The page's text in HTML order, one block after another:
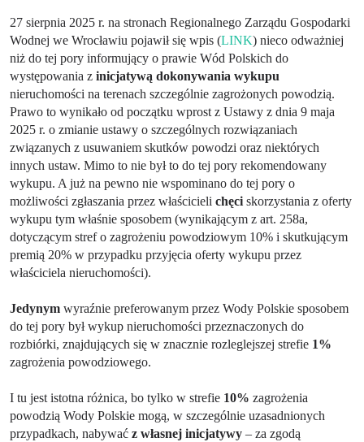
27 sierpnia 2025 r. na stronach Regionalnego Zarządu Gospodarki
Wodnej we Wrocławiu pojawił się wpis (LINK) nieco odważniej
niż do tej pory informujący o prawie Wód Polskich do
występowania z inicjatywą dokonywania wykupu
nieruchomości na terenach szczególnie zagrożonych powodzią.
Prawo to wynikało od początku wprost z Ustawy z dnia 9 maja
2025 r. o zmianie ustawy o szczególnych rozwiązaniach
związanych z usuwaniem skutków powodzi oraz niektórych
innych ustaw. Mimo to nie był to do tej pory rekomendowany
wykupu. A już na pewno nie wspominano do tej pory o
możliwości zgłaszania przez właścicieli chęci skorzystania z oferty
wykupu tym właśnie sposobem (wynikającym z art. 258a,
dotyczącym stref o zagrożeniu powodziowym 10% i skutkującym
premią 20% w przypadku przyjęcia oferty wykupu przez
właściciela nieruchomości).
Jedynym wyraźnie preferowanym przez Wody Polskie sposobem
do tej pory był wykup nieruchomości przeznaczonych do
rozbiórki, znajdujących się w znacznie rozleglejszej strefie 1%
zagrożenia powodziowego.
I tu jest istotna różnica, bo tylko w strefie 10% zagrożenia
powodzią Wody Polskie mogą, w szczególnie uzasadnionych
przypadkach, nabywać z własnej inicjatywy – za zgodą